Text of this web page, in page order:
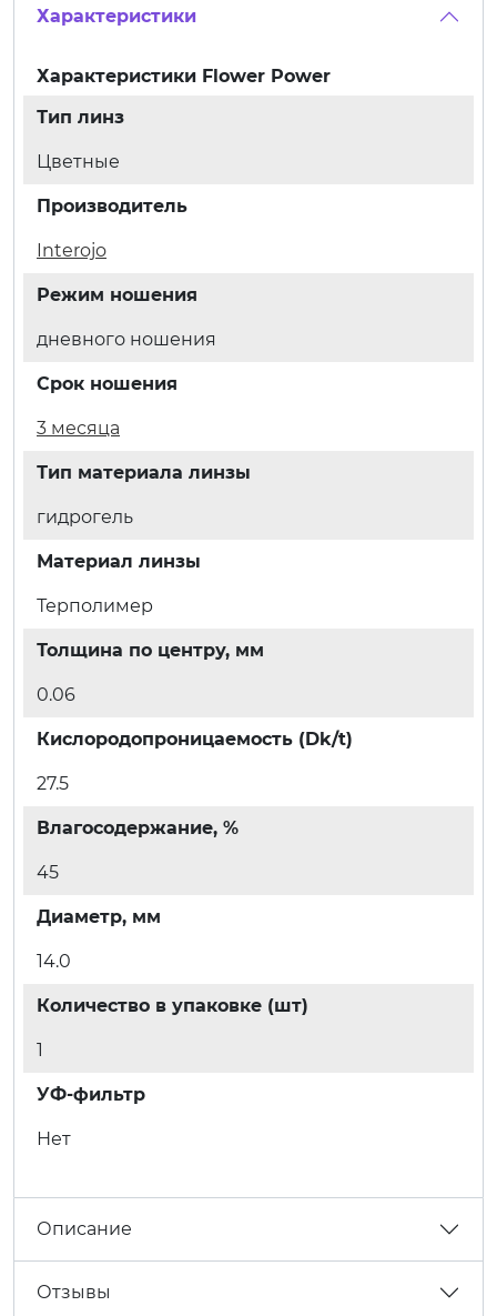
Характеристики
Характеристики Flower Power
Тип линз
Цветные
Производитель
Interojo
Режим ношения
дневного ношения
Срок ношения
3 месяца
Тип материала линзы
гидрогель
Материал линзы
Терполимер
Толщина по центру, мм
0.06
Кислородопроницаемость (Dk/t)
27.5
Влагосодержание, %
45
Диаметр, мм
14.0
Количество в упаковке (шт)
1
УФ-фильтр
Нет
Описание
Отзывы